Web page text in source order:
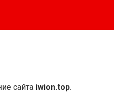
сайта iwion.top.